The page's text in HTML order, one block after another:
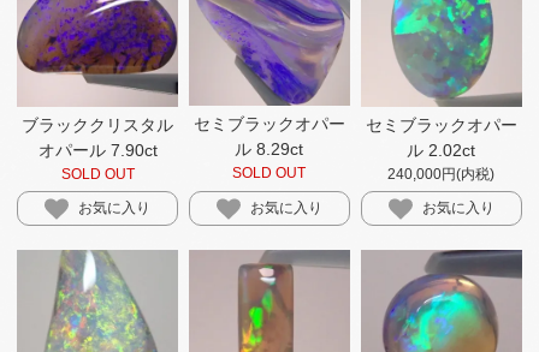
ブラッククリスタル
オパール 7.90ct
SOLD OUT
お気に入り
セミブラックオパー
ル 8.29ct
SOLD OUT
お気に入り
セミブラックオパー
ル 2.02ct
240,000円(内税)
お気に入り